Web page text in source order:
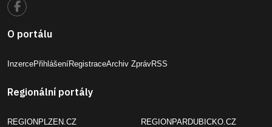
O portálu
InzercePřihlášeníRegistraceArchiv ZprávRSS
Regionální portály
REGIONPLZEN.CZ REGIONPARDUBICKO.CZ